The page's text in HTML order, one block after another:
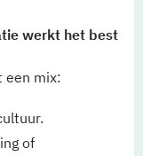
werkt het best
een mix:
of